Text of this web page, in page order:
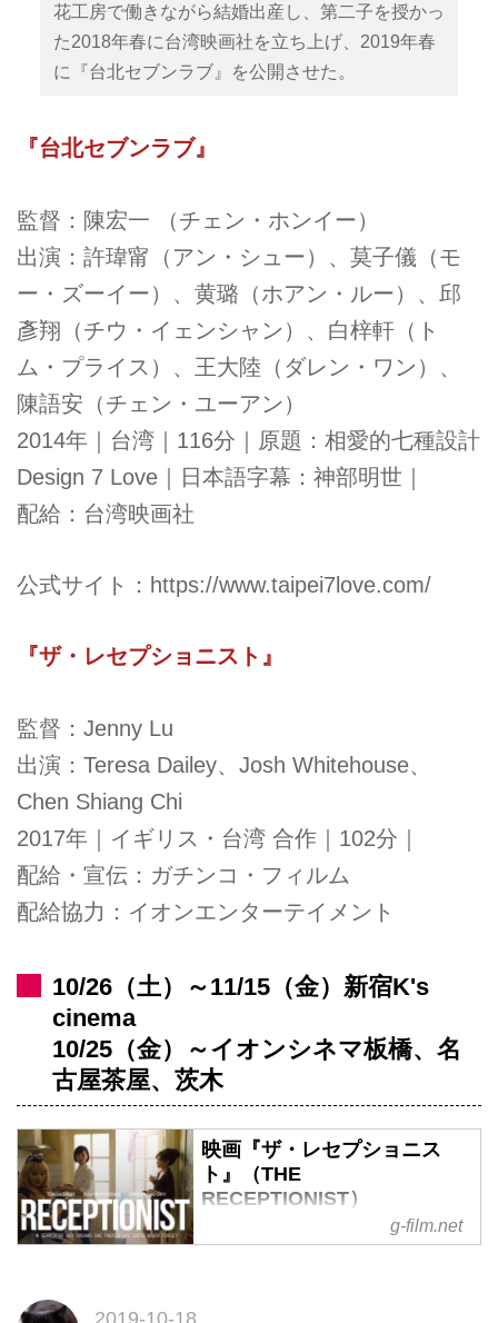
花工房で働きながら結婚出産し、第二子を授かっ
た2018年春に台湾映画社を立ち上げ、2019年春
に『台北セブンラブ』を公開させた。
『台北セブンラブ』
監督：陳宏一 （チェン・ホンイー）
出演：許瑋甯（アン・シュー）、莫子儀（モ
ー・ズーイー）、黄璐（ホアン・ルー）、邱
彥翔（チウ・イェンシャン）、白梓軒（ト
ム・プライス）、王大陸（ダレン・ワン）、
陳語安（チェン・ユーアン）
2014年｜台湾｜116分｜原題：相愛的七種設計
Design 7 Love｜日本語字幕：神部明世｜
配給：台湾映画社
公式サイト： https://www.taipei7love.com/
『ザ・レセプショニスト』
監督：Jenny Lu
出演：Teresa Dailey、Josh Whitehouse、
Chen Shiang Chi
2017年｜イギリス・台湾 合作｜102分｜
配給・宣伝：ガチンコ・フィルム
配給協力：イオンエンターテイメント
10/26（土）～11/15（金）新宿K's
cinema
10/25（金）～イオンシネマ板橋、名
古屋茶屋、茨木
映画『ザ・レセプショニス
ト』（THE
RECEPTIONIST）
映画『ザ・レセプショニスト』
g-film.net